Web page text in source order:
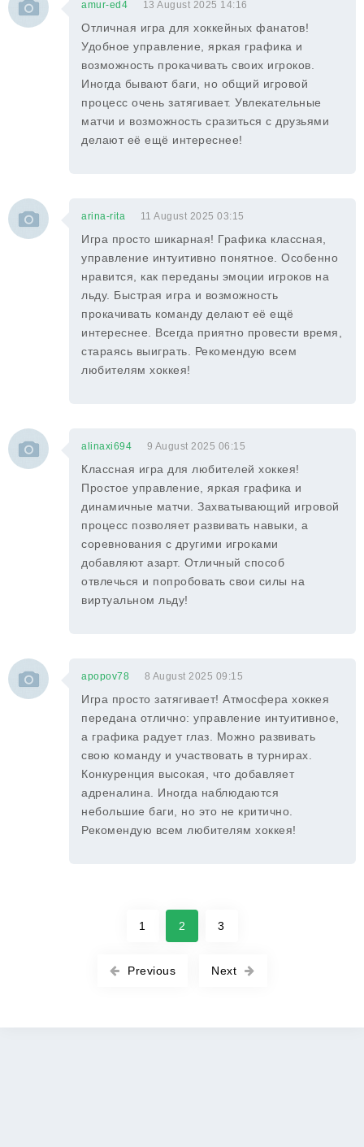
amur-ed4 13 August 2025 14:16
Отличная игра для хоккейных фанатов!
Удобное управление, яркая графика и
возможность прокачивать своих игроков.
Иногда бывают баги, но общий игровой
процесс очень затягивает. Увлекательные
матчи и возможность сразиться с друзьями
делают её ещё интереснее!
arina-rita 11 August 2025 03:15
Игра просто шикарная! Графика классная,
управление интуитивно понятное. Особенно
нравится, как переданы эмоции игроков на
льду. Быстрая игра и возможность
прокачивать команду делают её ещё
интереснее. Всегда приятно провести время,
стараясь выиграть. Рекомендую всем
любителям хоккея!
alinaxi694 9 August 2025 06:15
Классная игра для любителей хоккея!
Простое управление, яркая графика и
динамичные матчи. Захватывающий игровой
процесс позволяет развивать навыки, а
соревнования с другими игроками
добавляют азарт. Отличный способ
отвлечься и попробовать свои силы на
виртуальном льду!
apopov78 8 August 2025 09:15
Игра просто затягивает! Атмосфера хоккея
передана отлично: управление интуитивное,
а графика радует глаз. Можно развивать
свою команду и участвовать в турнирах.
Конкуренция высокая, что добавляет
адреналина. Иногда наблюдаются
небольшие баги, но это не критично.
Рекомендую всем любителям хоккея!
Previous
1 2 3
Next